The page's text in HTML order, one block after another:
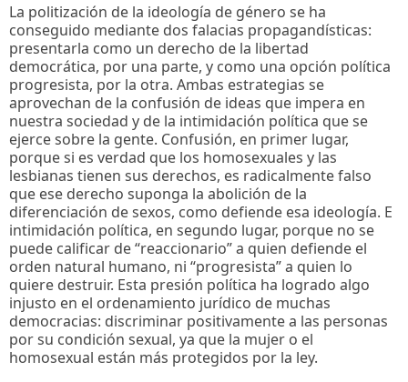
La politización de la ideología de género se ha
conseguido mediante dos falacias propagandísticas:
presentarla como un derecho de la libertad
democrática, por una parte, y como una opción política
progresista, por la otra. Ambas estrategias se
aprovechan de la confusión de ideas que impera en
nuestra sociedad y de la intimidación política que se
ejerce sobre la gente. Confusión, en primer lugar,
porque si es verdad que los homosexuales y las
lesbianas tienen sus derechos, es radicalmente falso
que ese derecho suponga la abolición de la
diferenciación de sexos, como defiende esa ideología. E
intimidación política, en segundo lugar, porque no se
puede calificar de “reaccionario” a quien defiende el
orden natural humano, ni “progresista” a quien lo
quiere destruir. Esta presión política ha logrado algo
injusto en el ordenamiento jurídico de muchas
democracias: discriminar positivamente a las personas
por su condición sexual, ya que la mujer o el
homosexual están más protegidos por la ley.